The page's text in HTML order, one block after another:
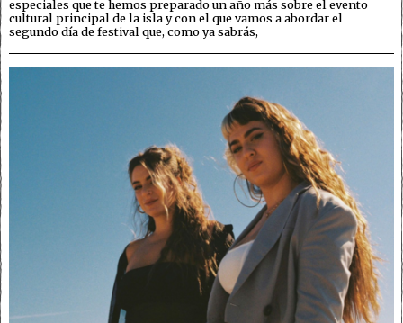
especiales que te hemos preparado un año más sobre el evento
cultural principal de la isla y con el que vamos a abordar el
segundo día de festival que, como ya sabrás,